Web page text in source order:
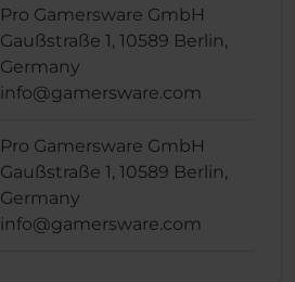
Pro Gamersware GmbH
Gaußstraße 1, 10589 Berlin,
Germany
info@gamersware.com
Pro Gamersware GmbH
Gaußstraße 1, 10589 Berlin,
Germany
info@gamersware.com